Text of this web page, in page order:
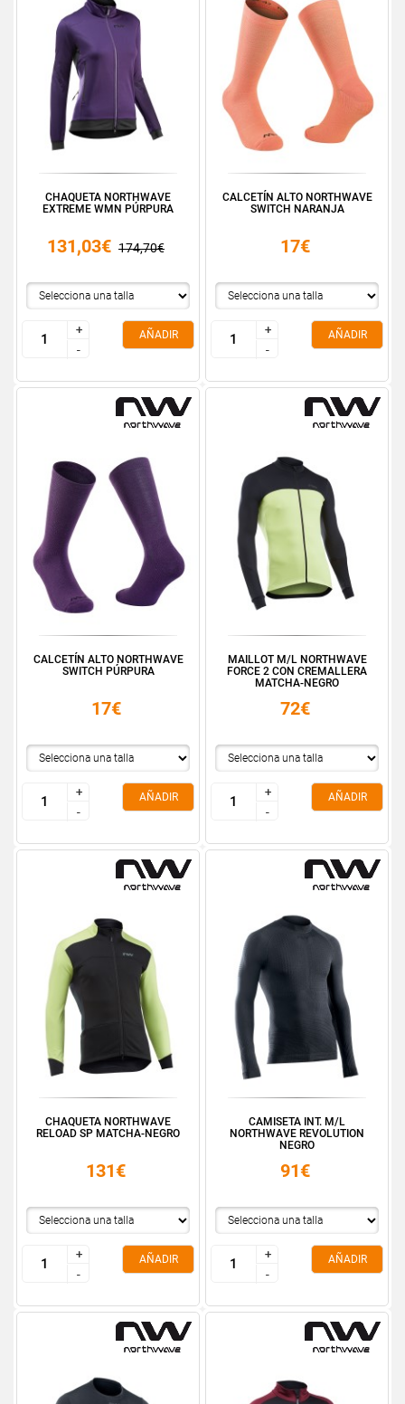
CHAQUETA NORTHWAVE
EXTREME WMN PÚRPURA
131,03€ 174,70€
+
-
+
-
AÑADIR
CALCETÍN ALTO NORTHWAVE
SWITCH NARANJA
17€
+
-
+
-
AÑADIR
CALCETÍN ALTO NORTHWAVE
SWITCH PÚRPURA
17€
+
-
+
-
AÑADIR
MAILLOT M/L NORTHWAVE
FORCE 2 CON CREMALLERA
MATCHA-NEGRO
72€
+
-
+
-
AÑADIR
CHAQUETA NORTHWAVE
RELOAD SP MATCHA-NEGRO
131€
+
-
+
-
AÑADIR
CAMISETA INT. M/L
NORTHWAVE REVOLUTION
NEGRO
91€
+
-
+
-
AÑADIR